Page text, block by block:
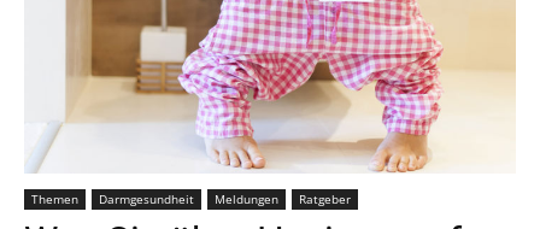
Themen Darmgesundheit Meldungen Ratgeber